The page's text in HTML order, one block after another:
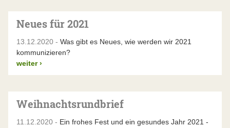
Neues für 2021
13.12.2020 - Was gibt es Neues, wie werden wir 2021
kommunizieren?
weiter ›
Weihnachtsrundbrief
11.12.2020 - Ein frohes Fest und ein gesundes Jahr 2021 -